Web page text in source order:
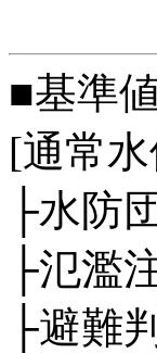
■基準
[通常
├水防
├氾濫
├避難